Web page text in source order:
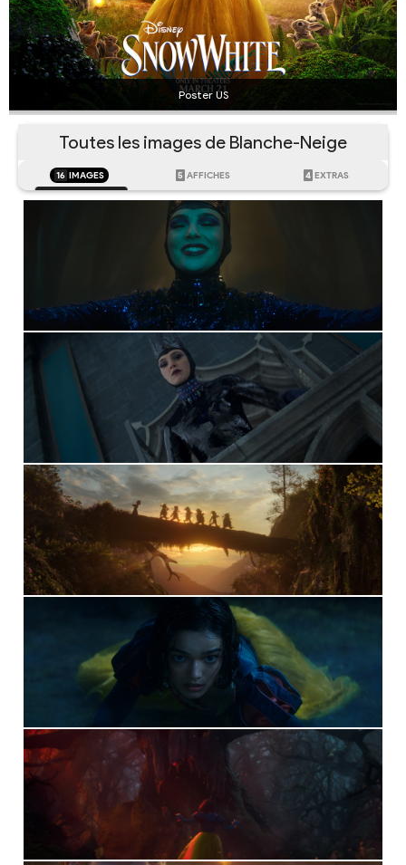
Poster US
Toutes les images de Blanche-Neige
16 IMAGES 5 AFFICHES 4 EXTRAS